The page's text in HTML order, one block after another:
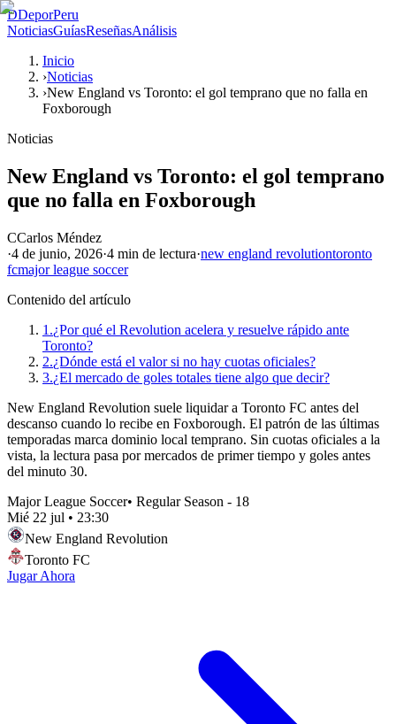
DDeporPeru
NoticiasGuíasReseñasAnálisis
Inicio
›Noticias
›New England vs Toronto: el gol temprano que no falla en
Foxborough
Noticias
New England vs Toronto: el gol temprano
que no falla en Foxborough
CCarlos Méndez
·4 de junio, 2026·4 min de lectura·new england revolutiontoronto
fcmajor league soccer
Contenido del artículo
1.¿Por qué el Revolution acelera y resuelve rápido ante
Toronto?
2.¿Dónde está el valor si no hay cuotas oficiales?
3.¿El mercado de goles totales tiene algo que decir?
New England Revolution suele liquidar a Toronto FC antes del
descanso cuando lo recibe en Foxborough. El patrón de las últimas
temporadas marca dominio local temprano. Sin cuotas oficiales a la
vista, la lectura pasa por mercados de primer tiempo y goles antes
del minuto 30.
Major League Soccer• Regular Season - 18
Mié 22 jul • 23:30
New England Revolution
Toronto FC
Jugar Ahora